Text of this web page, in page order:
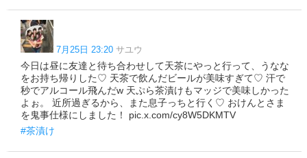
7月25日 23:20 サユウ
今日は昼に友達と待ち合わせして天茶にやっと行って、うなな
をお持ち帰りした♡ 天茶で飲んだビールが美味すぎて♡ 汗で
秒でアルコール飛んだw 天ぷら茶漬けもマッジで美味しかった
よぉ。 近所過ぎるから、また息子っちと行く♡ おけんとさま
を鬼事仕様にしました！ pic.x.com/cy8W5DKMTV
#茶漬け